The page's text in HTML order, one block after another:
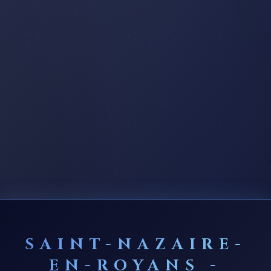
SAINT-NAZAIRE-
EN-ROYANS -